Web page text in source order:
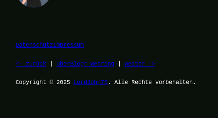
DatenschutzImpressum
<- zurück | UberBlogr Webring | weiter ->
Copyright © 2025 LordJohn75 . Alle Rechte vorbehalten.